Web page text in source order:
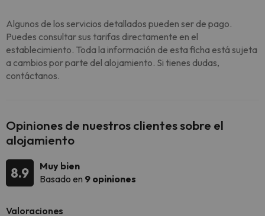
Algunos de los servicios detallados pueden ser de pago.
Puedes consultar sus tarifas directamente en el
establecimiento. Toda la información de esta ficha está sujeta
a cambios por parte del alojamiento. Si tienes dudas,
contáctanos.
Opiniones de nuestros clientes sobre el
alojamiento
8.9
Muy bien
Basado en 9 opiniones